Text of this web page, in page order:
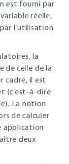
est fourni par
réelle,
l’utilisation
la
de celle de la
cadre, il est
(c’est-à-dire
La notion
de calculer
application
deux